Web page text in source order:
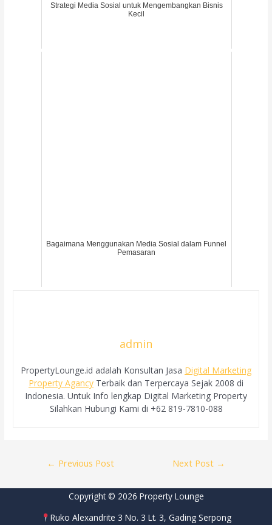
Strategi Media Sosial untuk Mengembangkan Bisnis
Kecil
Bagaimana Menggunakan Media Sosial dalam Funnel
Pemasaran
admin
PropertyLounge.id adalah Konsultan Jasa Digital Marketing
Property Agancy Terbaik dan Terpercaya Sejak 2008 di
Indonesia. Untuk Info lengkap Digital Marketing Property
Silahkan Hubungi Kami di +62 819-7810-088
← Previous Post Next Post →
Copyright © 2026 Property Lounge
Ruko Alexandrite 3 No. 3 Lt. 3, Gading Serpong